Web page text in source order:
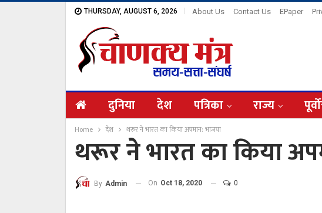
THURSDAY, AUGUST 6, 2026 About Us Contact Us EPaper
दुनिया देश पत्रिका राज्य
Home देश थरूर ने भारत का किया अपमान: भाजपा
थरूर ने भारत का किया
By Admin On Oct 18, 2020 0